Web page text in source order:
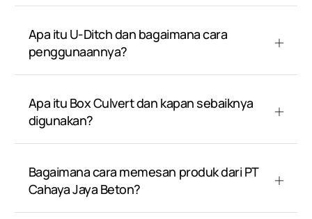
Apa itu U-Ditch dan bagaimana cara
penggunaannya?
Apa itu Box Culvert dan kapan sebaiknya
digunakan?
Bagaimana cara memesan produk dari PT
Cahaya Jaya Beton?